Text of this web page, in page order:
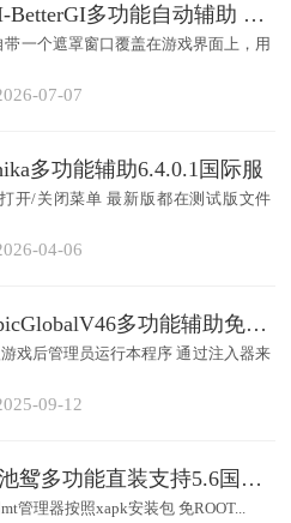
PC原神·AI-BetterGI多功能自动辅助 v0.62.0
07-07
多功能辅助6.4.0.1国际服
04-06
PC原神·EpicGlobalV46多功能辅助免费版
09-12
原神手游·池鸳多功能直装支持5.6国际服
使用教程 使用mt管理器按照xapk安装包 免ROOT...